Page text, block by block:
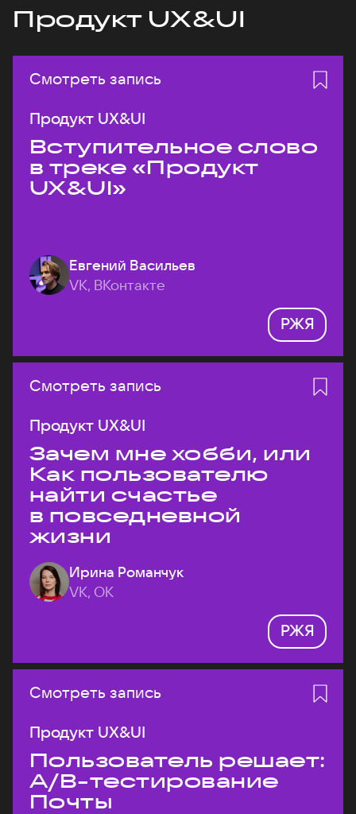
Продукт UX&UI
Смотреть запись
Продукт UX&UI
Вступительное слово
в треке «Продукт
UX&UI»
Евгений Васильев
VK, ВКонтакте
РЖЯ
Смотреть запись
Продукт UX&UI
Зачем мне хобби, или
Как пользователю
найти счастье
в повседневной
жизни
Ирина Романчук
VK, ОК
РЖЯ
Смотреть запись
Продукт UX&UI
Пользователь решает:
A/B-тестирование
Почты